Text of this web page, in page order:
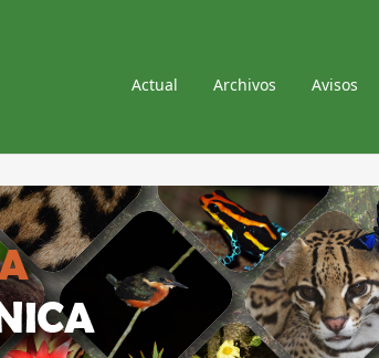
Actual Archivos Avisos